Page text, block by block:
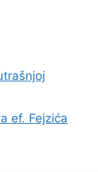
ef. Fejzića